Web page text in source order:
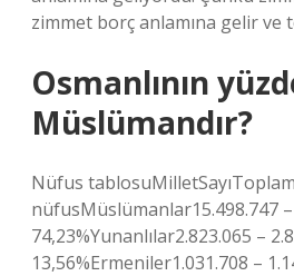
zimmet borç anlamına gelir ve
Osmanlının
Müslümandır?
Nüfus tablosuMilletSayıToplam
nüfusMüslümanlar15.498.747 –
74,23%Yunanlılar2.823.065 –
13,56%Ermeniler1.031.708 –